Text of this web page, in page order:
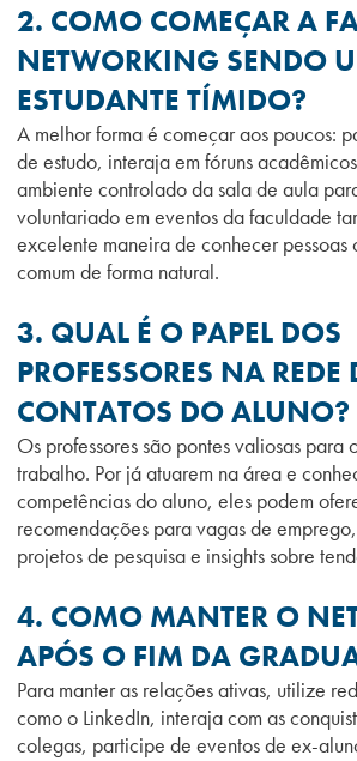
2. COMO COMEÇAR A
NETWORKING SENDO
ESTUDANTE TÍMIDO?
A melhor forma é começar aos poucos:
de estudo, interaja em fóruns
ambiente controlado da sala de aula
voluntariado em eventos da faculdade
excelente maneira de conhecer pessoas
comum de forma natural.
3. QUAL É O PAPEL DOS
PROFESSORES NA REDE
CONTATOS DO ALUNO?
Os professores são pontes valiosas para
trabalho. Por já atuarem na área e
competências do aluno, eles podem
recomendações para vagas de
projetos de pesquisa e insights sobre
4. COMO MANTER O
APÓS O FIM DA
Para manter as relações ativas, utilize
como o LinkedIn, interaja com as
colegas, participe de eventos de ex-